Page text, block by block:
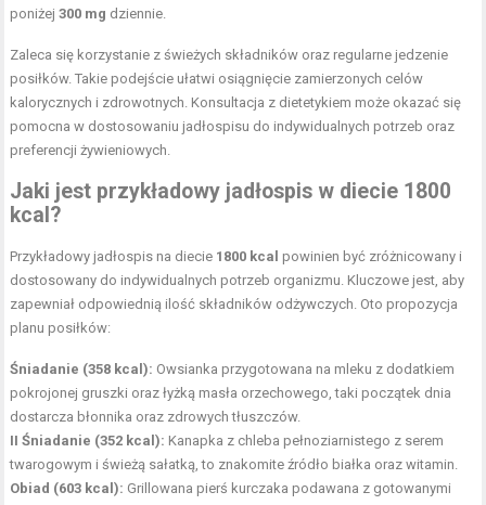
poniżej300 mg dziennie.
Zaleca się korzystanie z świeżych składników oraz regularne jedzenie
posiłków. Takie podejście ułatwi osiągnięcie zamierzonych celów
kalorycznych i zdrowotnych. Konsultacja z dietetykiem może okazać się
pomocna w dostosowaniu jadłospisu do indywidualnych potrzeb oraz
preferencji żywieniowych.
Jaki jest przykładowy jadłospis w diecie 1800
kcal?
Przykładowy jadłospis na diecie 1800 kcal powinien być zróżnicowany i
dostosowany do indywidualnych potrzeb organizmu. Kluczowe jest, aby
zapewniał odpowiednią ilość składników odżywczych. Oto propozycja
planu posiłków:
Śniadanie (358 kcal): Owsianka przygotowana na mleku z dodatkiem
pokrojonej gruszki oraz łyżką masła orzechowego, taki początek dnia
dostarcza błonnika oraz zdrowych tłuszczów.
II Śniadanie (352 kcal): Kanapka z chleba pełnoziarnistego z serem
twarogowym i świeżą sałatką, to znakomite źródło białka oraz witamin.
Obiad (603 kcal): Grillowana pierś kurczaka podawana z gotowanymi